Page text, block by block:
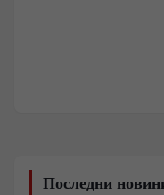
Последни